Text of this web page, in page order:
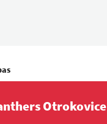
Otrokovice